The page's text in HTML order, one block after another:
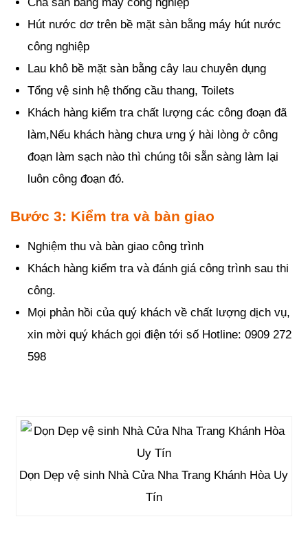
Hút nước dơ trên bề mặt sàn bằng máy hút nước
công nghiệp
Lau khô bề mặt sàn bằng cây lau chuyên dụng
Tổng vệ sinh hệ thống cầu thang, Toilets
Khách hàng kiểm tra chất lượng các công đoạn đã
làm,Nếu khách hàng chưa ưng ý hài lòng ở công
đoạn làm sạch nào thì chúng tôi sẵn sàng làm lại
luôn công đoạn đó.
Bước 3: Kiểm tra và bàn giao
Nghiệm thu và bàn giao công trình
Khách hàng kiểm tra và đánh giá công trình sau thi
công.
Mọi phản hồi của quý khách về chất lượng dịch vụ,
xin mời quý khách gọi điện tới số Hotline: 0909 272
598
Dọn Dẹp vệ sinh Nhà Cửa Nha Trang Khánh Hòa Uy
Tín